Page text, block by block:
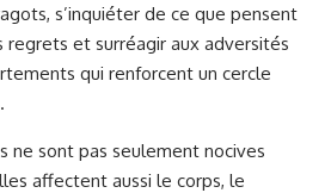
s’inquiéter de ce que pensent
regrets et surréagir aux adversités
qui renforcent un cercle
ne sont pas seulement nocives
affectent aussi le corps, le